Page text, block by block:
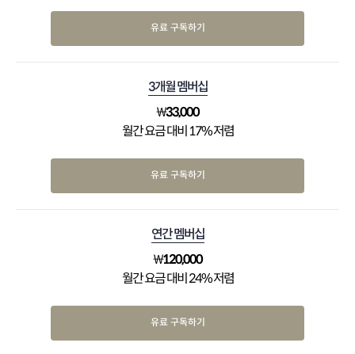
유료 구독하기
3개월 멤버십
₩33,000
월간 요금 대비 17% 저렴
유료 구독하기
연간 멤버십
₩120,000
월간 요금 대비 24% 저렴
유료 구독하기